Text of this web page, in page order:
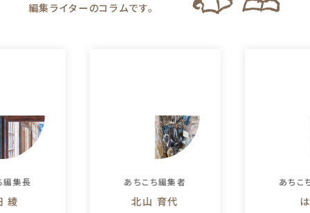
編集ライターのコラムです。
編集長
綾
あちこち編集者
北山 育代
あちこ